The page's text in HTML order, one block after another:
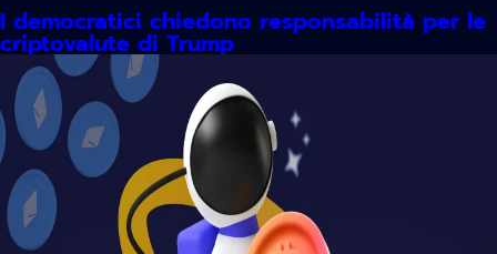
I democratici chiedono responsabilità per le
criptovalute di Trump